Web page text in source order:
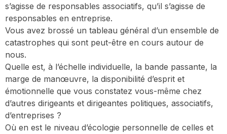
s’agisse de responsables associatifs, qu’il s’agisse de
responsables en entreprise.
Vous avez brossé un tableau général d’un ensemble de
catastrophes qui sont peut-être en cours autour de
nous.
Quelle est, à l’échelle individuelle, la bande passante, la
marge de manœuvre, la disponibilité d’esprit et
émotionnelle que vous constatez vous-même chez
d’autres dirigeants et dirigeantes politiques, associatifs,
d’entreprises ?
Où en est le niveau d’écologie personnelle de celles et